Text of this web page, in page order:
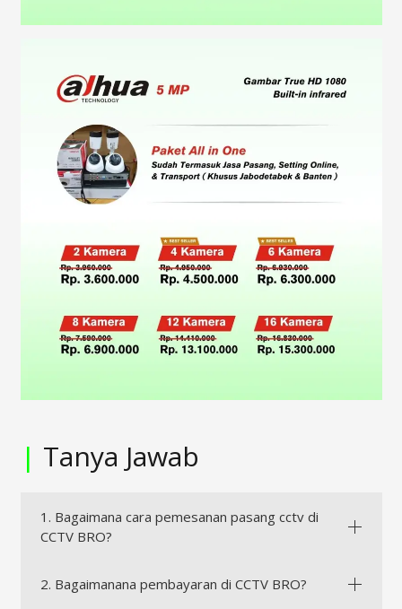
| Tanya Jawab
1. Bagaimana cara pemesanan pasang cctv di
CCTV BRO?
2. Bagaimanana pembayaran di CCTV BRO?